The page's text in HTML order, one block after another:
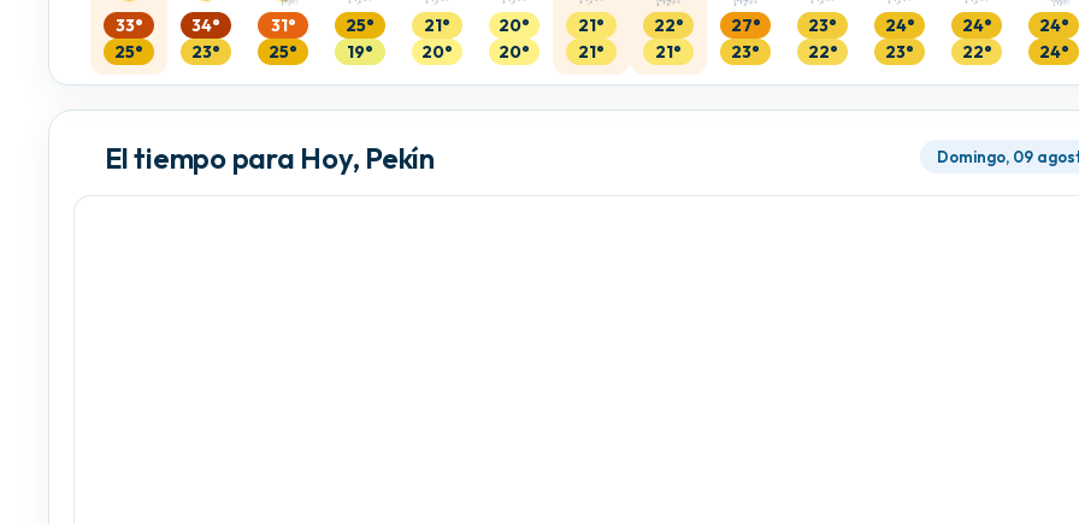
33°
25°
34°
23°
31°
25°
25°
19°
21°
20°
20°
20°
21°
21°
22°
21°
27°
23°
23°
22°
24°
23°
24°
22°
24°
24°
El tiempo para Hoy, Pekín Domingo, 09